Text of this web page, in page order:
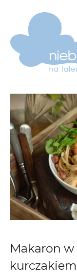
Makaron
kurczakiem